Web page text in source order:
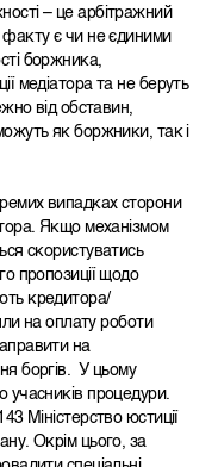
– це арбітражний
є чи не єдиними
боржника,
медіатора та не беруть
від обставин,
як боржники, так і
випадках сторони
Якщо механізмом
скористуватись
пропозиції щодо
кредитора/
на оплату роботи
на
боргів. У цьому
учасників процедури.
Міністерство юстиції
Окрім цього, за